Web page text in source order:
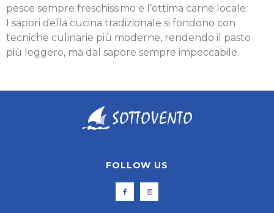
pesce sempre freschissimo e l’ottima carne locale.
I sapori della cucina tradizionale si fondono con
tecniche culinarie più moderne, rendendo il pasto
più leggero, ma dal sapore sempre impeccabile.
FOLLOW US